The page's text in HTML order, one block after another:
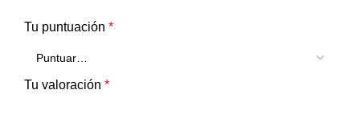
Tu puntuación *
Tu valoración *